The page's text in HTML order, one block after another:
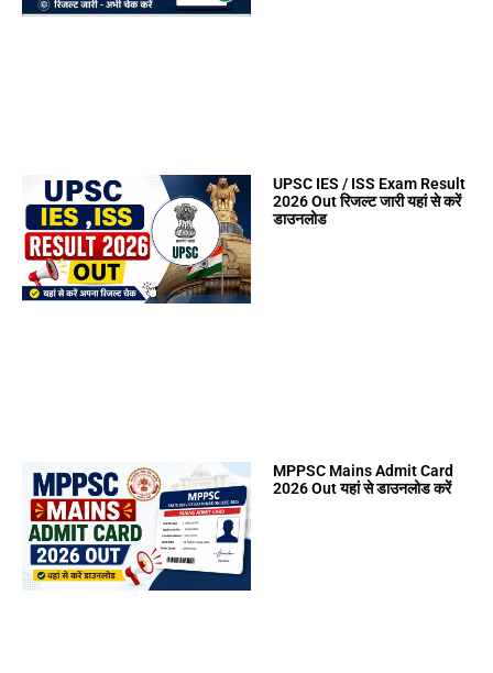
UPSC IES / ISS Exam Result
2026 Out रिजल्ट जारी यहां से करें
डाउनलोड
MPPSC Mains Admit Card
2026 Out यहां से डाउनलोड करें